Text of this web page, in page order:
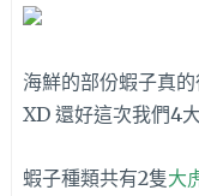
海鮮的部份蝦子真
XD 還好這次我們4
蝦子種類共有2隻大